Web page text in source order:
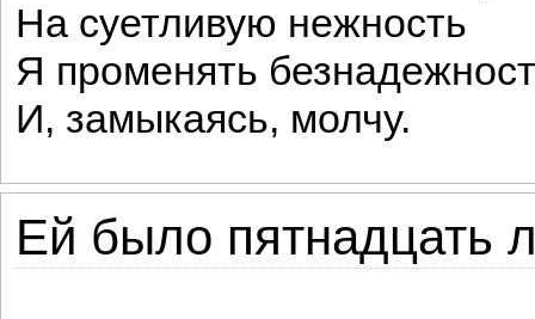
На суетливую нежность
Я променять
И, замыкаясь, молчу.
Ей было пятнадцать